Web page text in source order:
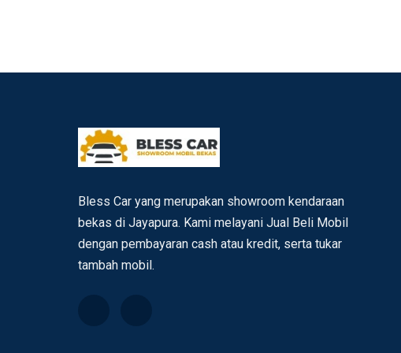
Bless Car yang merupakan showroom kendaraan
bekas di Jayapura. Kami melayani Jual Beli Mobil
dengan pembayaran cash atau kredit, serta tukar
tambah mobil.